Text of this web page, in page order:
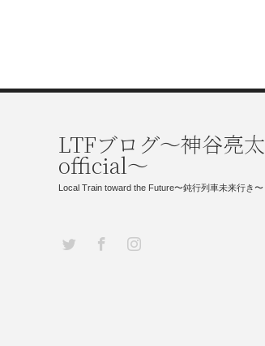
LTFブログ〜神谷亮太
official〜
Local Train toward the Future〜鈍行列車未来行き〜
Twitter Facebook